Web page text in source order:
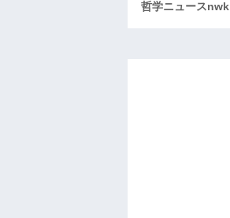
哲学ニュースnwk